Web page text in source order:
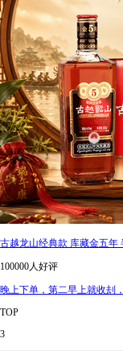
古越龙山经典款 库藏金五年
100000人好评
晚上下单，第二早上就收刦
TOP
3